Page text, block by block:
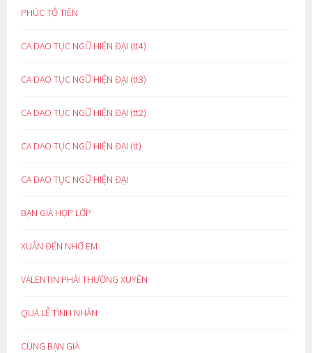
PHÚC TỔ TIÊN
CA DAO TỤC NGỮ HIỆN ĐẠI (tt4)
CA DAO TỤC NGỮ HIỆN ĐẠI (tt3)
CA DAO TỤC NGỮ HIỆN ĐẠI (tt2)
CA DAO TỤC NGỮ HIỆN ĐẠI (tt)
CA DAO TỤC NGỮ HIỆN ĐẠI
BẠN GIÀ HỌP LỚP
XUÂN ĐẾN NHỚ EM
VALENTIN PHẢI THƯỜNG XUYÊN
QUÀ LỄ TÌNH NHÂN
CÙNG BẠN GIÀ